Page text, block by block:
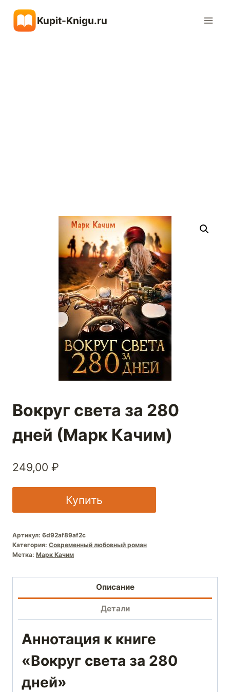
содержимому
Kupit-Knigu.ru
Вокруг света за 280
дней (Марк Качим)
249,00 ₽
Купить
Артикул: 6d92af89af2c
Категория: Современный любовный роман
Метка: Марк Качим
Описание
Детали
Аннотация к книге
«Вокруг света за 280
дней»